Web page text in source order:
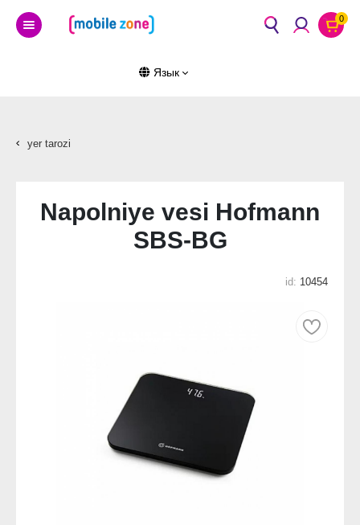
0
Язык
yer tarozi
Napolniye vesi Hofmann
SBS-BG
id: 10454